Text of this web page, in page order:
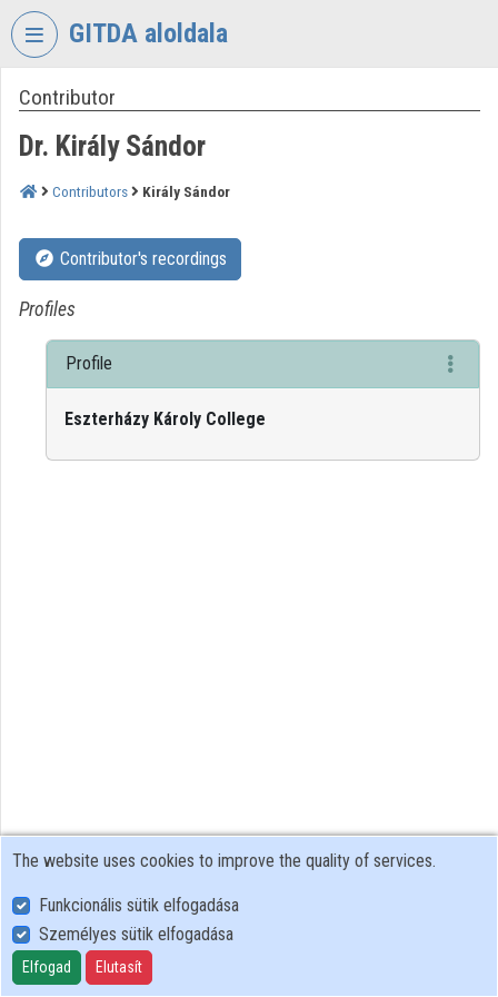
Skip header
GITDA aloldala
VIDEO
GOVERNMENTAL
INFORMATION-
DEVELOPMENT
AGENCY
Organization home
Log In
Contributor
Dr. Király Sándor
Contributors Király Sándor
Contributor's recordings
Profiles
Profile
Eszterházy Károly College
User Policy
Adatkezelési tájékoztató (en)
Cookie Policy
The website uses cookies to improve the quality of services.
Funkcionális sütik elfogadása
Személyes sütik elfogadása
Elfogad Elutasít